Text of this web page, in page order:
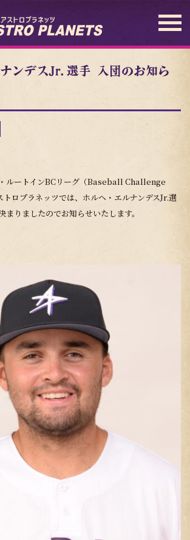
ンデスJr.選手 入団のお知ら
ルートインBCリーグ（Baseball Challenge
ロプラネッツでは、ホルヘ・エルナンデスJr.選
まりましたのでお知らせいたします。